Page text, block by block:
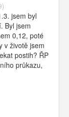
jsem byl
Byl jsem
0,12, poté
v životě jsem
postih? ŘP
průkazu,